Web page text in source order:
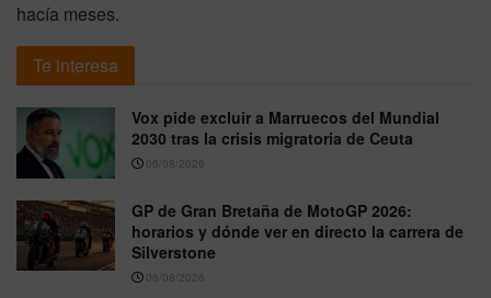
hacía meses.
Te interesa
Vox pide excluir a Marruecos del Mundial
2030 tras la crisis migratoria de Ceuta
06/08/2026
GP de Gran Bretaña de MotoGP 2026:
horarios y dónde ver en directo la carrera de
Silverstone
06/08/2026